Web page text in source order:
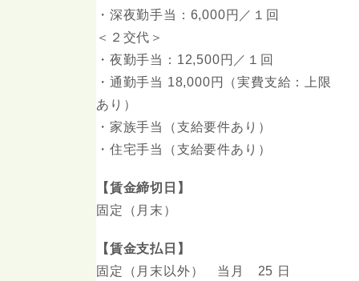
・深夜勤手当：6,000円／１回
＜２交代＞
・夜勤手当：12,500円／１回
・通勤手当 18,000円（実費支給：上限
あり）
・家族手当（支給要件あり）
・住宅手当（支給要件あり）
【賃金締切日】
固定（月末）
【賃金支払日】
固定（月末以外） 当月 25 日